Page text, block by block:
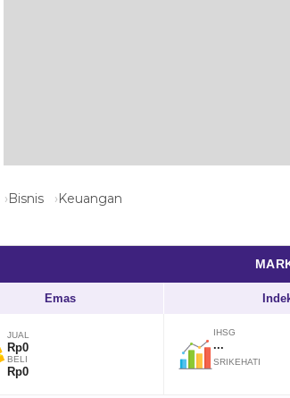
Bisnis Keuangan
Emas
JUAL
Rp0
BELI
Rp0
IHSG
...
SRIKEHATI